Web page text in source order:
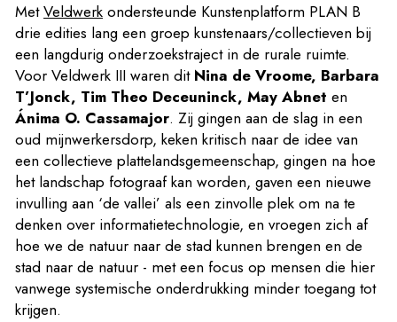
MetVeld­werk onder­steunde Kun­sten­plat­form PLAN B
drie edities lang een groep kunstenaars/​collectieven bij
een langdurig onder­zoeks­tra­ject in de rurale ruimte.
Voor Veldwerk III waren dit Nina de Vroome, Barbara
T’Jonck, Tim Theo Deceuninck, May Abnet en
Ánima O. Cassamajor. Zij gingen aan de slag in een
oud mijnwerkersdorp, keken kritisch naar de idee van
een collectieve plattelandsgemeenschap, gingen na hoe
het landschap fotograaf kan worden, gaven een nieuwe
invulling aan ‘de vallei’ als een zinvolle plek om na te
denken over informatietechnologie, en vroegen zich af
hoe we de natuur naar de stad kunnen brengen en de
stad naar de natuur - met een focus op mensen die hier
vanwege systemische onderdrukking minder toegang tot
krijgen.